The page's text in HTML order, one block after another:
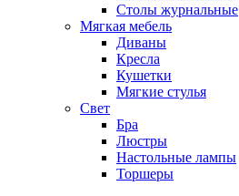
Столы журнальные
Мягкая мебель
Диваны
Кресла
Кушетки
Мягкие стулья
Свет
Бра
Люстры
Настольные лампы
Торшеры